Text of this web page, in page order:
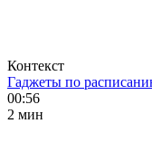
Контекст
Гаджеты по
00:56
2 мин